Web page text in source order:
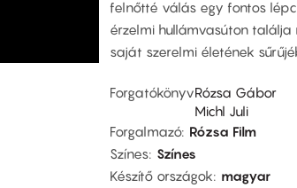
felnőtté válás egy fontos
érzelmi hullámvasúton
saját szerelmi életének
ForgatókönyvRózsa Gábor
Michl Juli
Forgalmazó Rózsa Film
Színes Színes
Készítő országok
magyar